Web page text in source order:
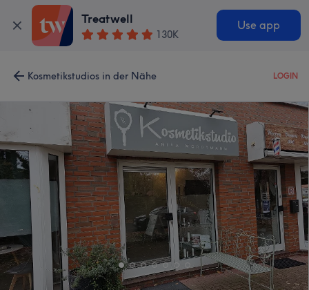
Treatwell
130K
Use app
Kosmetikstudios in der Nähe LOGIN